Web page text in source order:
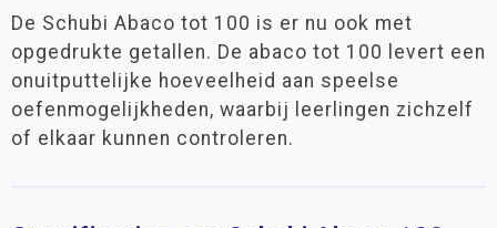
De Schubi Abaco tot 100 is er nu ook met
opgedrukte getallen. De abaco tot 100 levert een
onuitputtelijke hoeveelheid aan speelse
oefenmogelijkheden, waarbij leerlingen zichzelf
of elkaar kunnen controleren.